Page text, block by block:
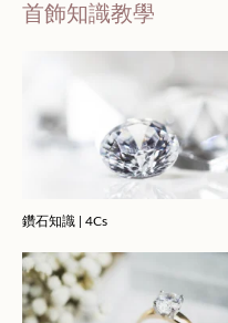
首飾知識教學
鑽石知識 | 4Cs